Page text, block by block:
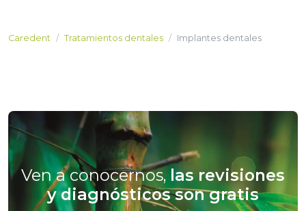
Caredent Tratamientos dentales Implantes dentales
Ven a conocernos, las revisiones
y diagnósticos son gratis